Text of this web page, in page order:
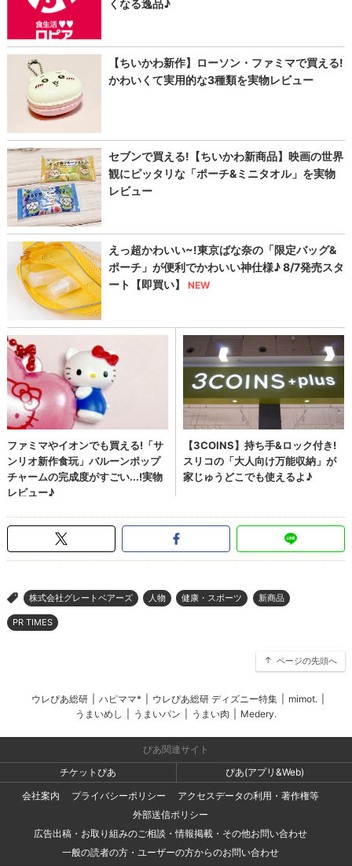
> 株式会社グレートベアーズ 人物 健康・スポーツ 新商品
PR TIMES
ページの先頭へ
ウレぴあ総研 ハピママ* ウレぴあ総研 ディズニー特集 mimot.
うまいめし
うまいパン うまい肉 Medery.
ぴあ関連サイト
チケットぴあ
ぴあ(アプリ&Web)
会社案内
プライバシーポリシー
アクセスデータの利用・著作権等
外部送信ポリシー
広告出稿・お取り組みのご相談・情報掲載・その他お問い合わせ
一般の読者の方・ユーザーの方からのお問い合わせ